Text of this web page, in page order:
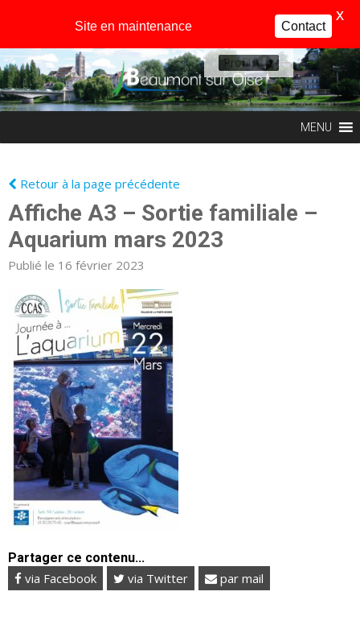
Profil
MENU
Retour à la page précédente
Affiche A3 – Sortie familiale –
Aquarium mars 2023
Publié le 16 février 2023
Partager ce contenu...
via Facebook via Twitter par mail
Site en maintenance Contact
X